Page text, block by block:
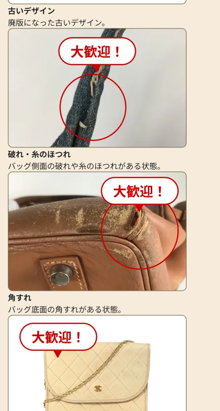
2025年8月3日時点 2026年6月28日時
古いデザイン
廃版になった古いデザイン。
破れ・糸のほつれ
バッグ側面の破れや糸のほつれがある状態。
角すれ
バッグ底面の角すれがある状態。